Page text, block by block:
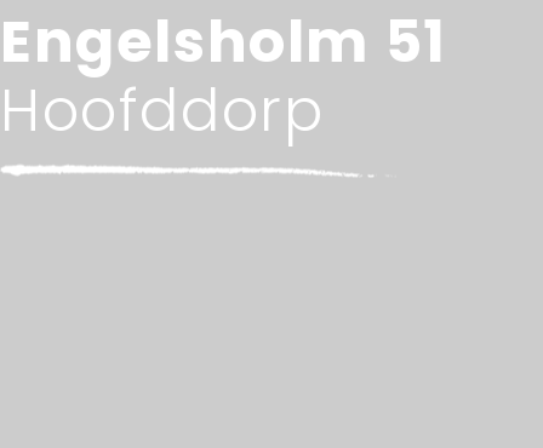
Engelsholm 51
Hoofddorp